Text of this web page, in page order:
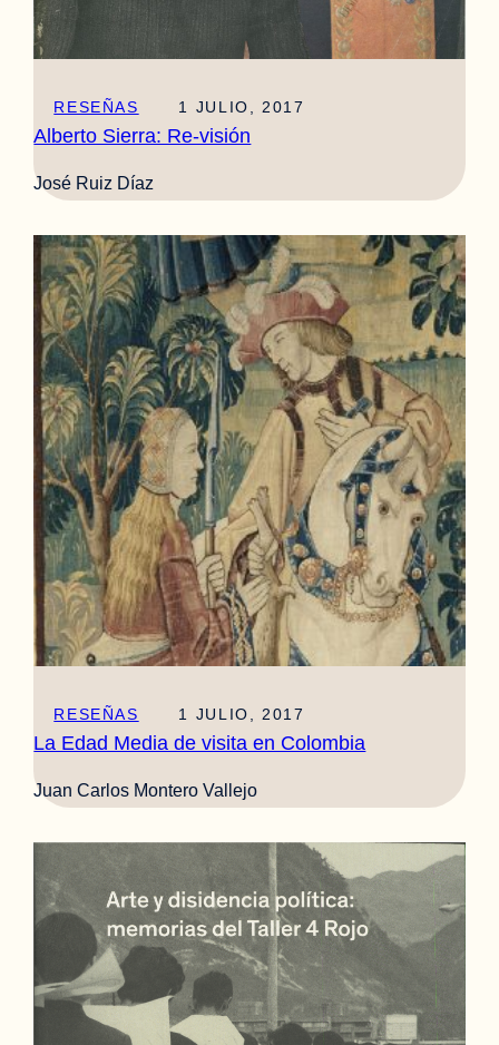
RESEÑAS 1 JULIO, 2017
Alberto Sierra: Re-visión
José Ruiz Díaz
RESEÑAS 1 JULIO, 2017
La Edad Media de visita en Colombia
Juan Carlos Montero Vallejo